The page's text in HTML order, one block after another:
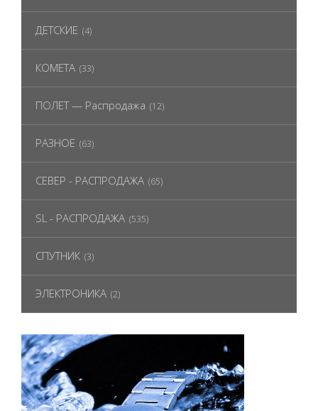
ДЕТСКИЕ (4)
КОМЕТА (33)
ПОЛЕТ — Распродажа (12)
РАЗНОЕ (63)
СЕВЕР - РАСПРОДАЖА (65)
SL - РАСПРОДАЖА (535)
СПУТНИК (3)
ЭЛЕКТРОНИКА (2)